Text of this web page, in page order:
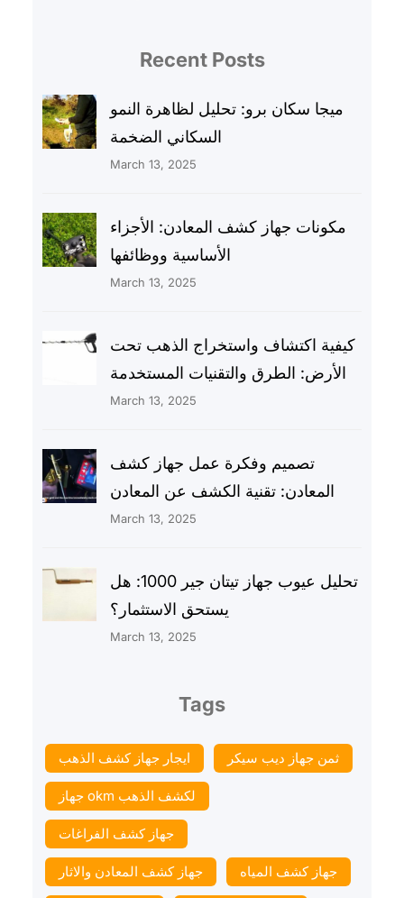
Recent Posts
ميجا سكان برو: تحليل لظاهرة النمو
السكاني الضخمة
March 13, 2025
مكونات جهاز كشف المعادن: الأجزاء
الأساسية ووظائفها
March 13, 2025
كيفية اكتشاف واستخراج الذهب تحت
الأرض: الطرق والتقنيات المستخدمة
March 13, 2025
تصميم وفكرة عمل جهاز كشف
المعادن: تقنية الكشف عن المعادن
March 13, 2025
تحليل عيوب جهاز تيتان جير 1000: هل
يستحق الاستثمار؟
March 13, 2025
Tags
ايجار جهاز كشف الذهب ثمن جهاز ديب سيكر
جهاز okm لكشف الذهب
جهاز كشف الفراغات
جهاز كشف المعادن والاثار جهاز كشف المياه